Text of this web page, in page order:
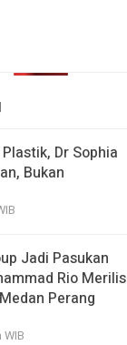
Dr Sophia
Bukan
Jadi Pasukan
Rio Merilis
Perang